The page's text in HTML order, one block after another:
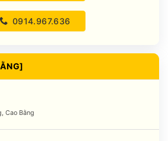
0914.967.636
Cao Bằng